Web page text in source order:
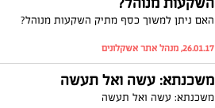
האם ניתן למשוך כסף מתיק השקעות מנוהל?
26.01.17, מנהל אתר אשקלונים
משכנתא: עשה ואל תעשה
משכנתא: עשה ואל תעשה